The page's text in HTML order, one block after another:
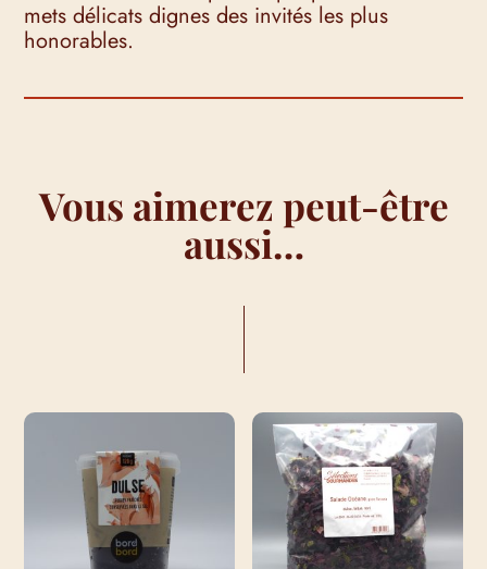
mets délicats dignes des invités les plus
honorables.
Vous aimerez peut-être
aussi…